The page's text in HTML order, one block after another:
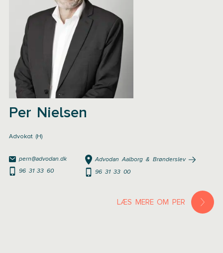
Per Nielsen
Advokat (H)
pern@advodan.dk
96 31 33 60
Advodan Aalborg & Brønderslev
96 31 33 00
LÆS MERE OM PER